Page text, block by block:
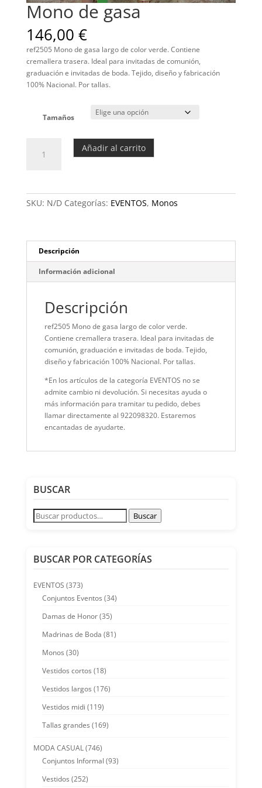
Mono de gasa
146,00 €
ref2505 Mono de gasa largo de color verde. Contiene
cremallera trasera. Ideal para invitadas de comunión,
graduación e invitadas de boda. Tejido, diseño y fabricación
100% Nacional. Por tallas.
Tamaños
Añadir al carrito
SKU: N/D Categorías: EVENTOS, Monos
Descripción
Información adicional
Descripción
ref2505 Mono de gasa largo de color verde.
Contiene cremallera trasera. Ideal para invitadas de
comunión, graduación e invitadas de boda. Tejido,
diseño y fabricación 100% Nacional. Por tallas.
*En los artículos de la categoría EVENTOS no se
admite cambio ni devolución. Si necesitas ayuda o
más información para tramitar tu pedido, debes
llamar directamente al 922098320. Estaremos
encantadas de ayudarte.
BUSCAR
Buscar
por:
Buscar
BUSCAR POR CATEGORÍAS
EVENTOS (373)
Conjuntos Eventos (34)
Damas de Honor(35)
Madrinas de Boda (81)
Monos (30)
Vestidos cortos (18)
Vestidos largos (176)
Vestidos midi (119)
Tallas grandes (169)
MODA CASUAL(746)
Conjuntos Informal (93)
Vestidos (252)